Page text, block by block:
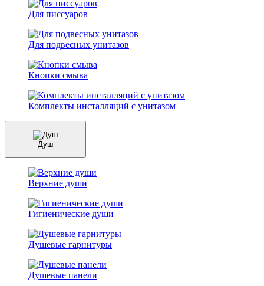
Для писсуаров
Для подвесных унитазов
Кнопки смыва
Комплекты инсталляций с унитазом
Душ
Верхние души
Гигиенические души
Душевые гарнитуры
Душевые панели